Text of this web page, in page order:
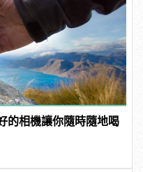
的相機讓你隨時隨地喝